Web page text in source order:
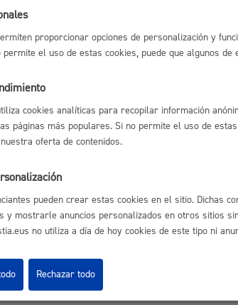
proporcionar opciones de personalización y
permite el uso de estas cookies, puede que algunos
cookies analíticas para recopilar información
páginas más populares. Si no permite el uso de
oferta de contenidos.
pueden crear estas cookies en el sitio. Dichas
y mostrarle anuncios personalizados en otros sitios
no utiliza a día de hoy cookies de este tipo ni
Rechazar todo